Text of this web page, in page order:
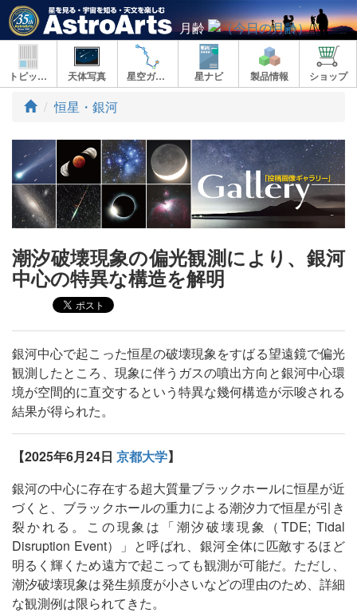
月齢
トピックス 天体写真 星空ガイド 星ナビ 製品情報 ショップ
ト
プ
恒星・銀河
潮汐破壊現象の偏光観測により、銀河
中心の特異な構造を解明
銀河中心で起こった恒星の破壊現象をすばる望遠鏡で偏光
観測したところ、現象に伴うガスの噴出方向と銀河中心環
境が空間的に直交するという特異な幾何構造が示唆される
結果が得られた。
【2025年6月24日 京都大学】
銀河の中心に存在する超大質量ブラックホールに恒星が近
づくと、ブラックホールの重力による潮汐力で恒星が引き
裂かれる。この現象は「潮汐破壊現象（TDE; Tidal
Disruption Event）」と呼ばれ、銀河全体に匹敵するほど
明るく輝くため遠方で起こっても観測が可能だ。ただし、
潮汐破壊現象は発生頻度が小さいなどの理由のため、詳細
な観測例は限られてきた。